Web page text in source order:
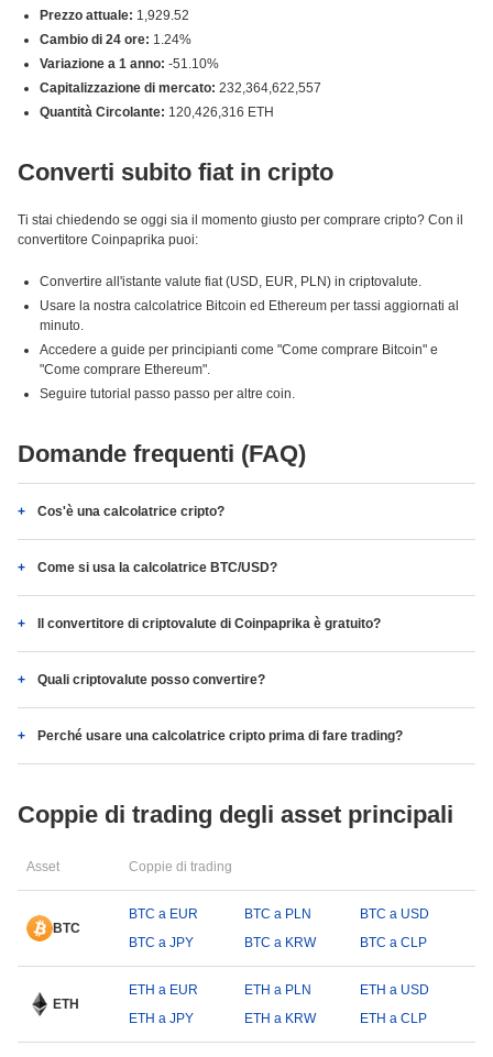
Prezzo attuale: 1,929.52
Cambio di 24 ore: 1.24%
Variazione a 1 anno: -51.10%
Capitalizzazione di mercato: 232,364,622,557
Quantità Circolante: 120,426,316 ETH
Converti subito fiat in cripto
Ti stai chiedendo se oggi sia il momento giusto per comprare cripto? Con il
convertitore Coinpaprika puoi:
Convertire all'istante valute fiat (USD, EUR, PLN) in criptovalute.
Usare la nostra calcolatrice Bitcoin ed Ethereum per tassi aggiornati al
minuto.
Accedere a guide per principianti come "Come comprare Bitcoin" e
"Come comprare Ethereum".
Seguire tutorial passo passo per altre coin.
Domande frequenti (FAQ)
Cos'è una calcolatrice cripto?
Come si usa la calcolatrice BTC/USD?
Il convertitore di criptovalute di Coinpaprika è gratuito?
Quali criptovalute posso convertire?
Perché usare una calcolatrice cripto prima di fare trading?
Coppie di trading degli asset principali
Asset Coppie di trading
BTC
BTC a EUR BTC a PLN
BTC a USD
BTC a JPY
BTC a KRW BTC a CLP
ETH
ETH a EUR ETH a PLN
ETH a USD
ETH a JPY
ETH a KRW ETH a CLP